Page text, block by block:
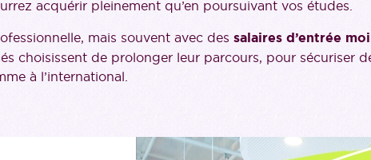
acquérir pleinement qu’en poursuivant vos études.
mais souvent avec des salaires d’entrée
choisissent de prolonger leur parcours, pour sécuriser
à l’international.